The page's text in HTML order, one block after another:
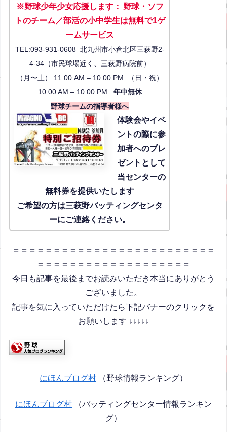
※野球少年少女応援します： 野球・ソフ
トのチーム／部活の小中学生は無料で1ゲ
ームサービス
TEL:093-931-0608 北九州市小倉北区三萩野2-
4-34（市民球場近く、三萩野病院前）
（月〜土） 11:00 AM – 10:00 PM （日・祝）
10:00 AM – 10:00 PM 年中無休
野球チームの指導者様へ
体験会やイベ
ントの際に参
加者へのプレ
ゼントとして
当センターの
無料券を提供いたします
ご希望の方は三萩野バッティングセンタ
ーにご連絡ください。
＝＝＝＝＝＝＝＝＝＝＝＝＝＝＝＝＝＝＝＝＝＝＝＝＝
＝＝＝＝＝＝＝＝＝＝＝＝＝＝＝＝＝＝＝
今日も記事を最後までお読みいただき本当にありがとう
ございました。
記事を気に入っていただけたら下記バナーのクリックを
お願いします ↓↓↓↓↓
にほんブログ村 （野球情報ランキング）
にほんブログ村 （バッティングセンター情報ランキン
グ）